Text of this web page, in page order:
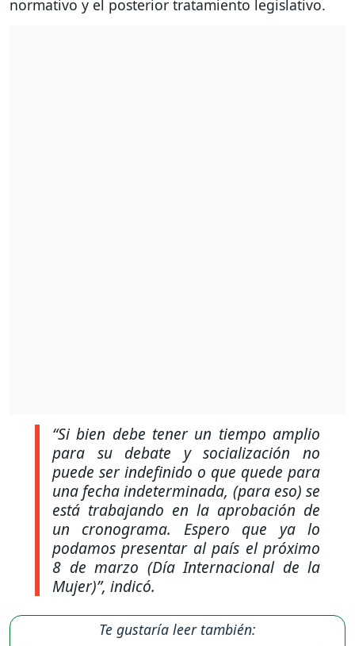
normativo y el posterior tratamiento legislativo.
“Si bien debe tener un tiempo amplio
para su debate y socialización no
puede ser indefinido o que quede para
una fecha indeterminada, (para eso) se
está trabajando en la aprobación de
un cronograma. Espero que ya lo
podamos presentar al país el próximo
8 de marzo (Día Internacional de la
Mujer)”, indicó.
Te gustaría leer también: